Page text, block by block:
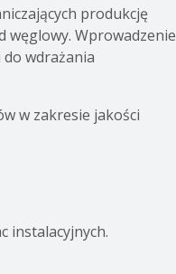
produkcję
węglowy. Wprowadzenie
wdrażania
w zakresie jakości
instalacyjnych.